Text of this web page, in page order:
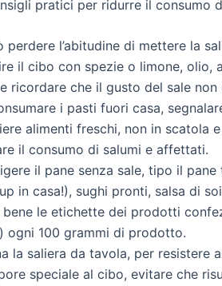
pratici per ridurre il consumo
perdere l’abitudine di mettere la
il cibo con spezie o limone, olio,
ricordare che il gusto del sale non
i pasti fuori casa,
alimenti freschi, non in scatola
il consumo di salumi e affettati.
il pane senza sale, tipo il
in casa!), sughi pronti, salsa di
bene le etichette dei prodotti
ogni 100 grammi di prodotto.
la saliera da tavola, per resistere
speciale al cibo, evitare che